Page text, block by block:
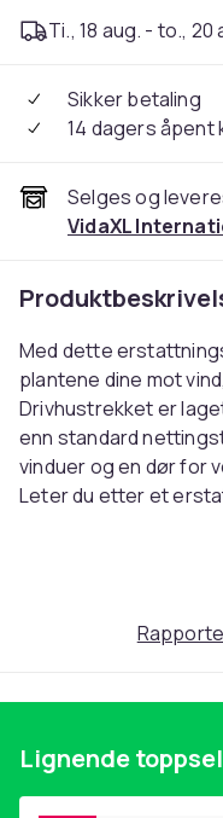
Ti., 18 aug. - to., 20
Sikker betaling
14 dagers åpent
Selges og
VidaXL
Med dette
plantene dine mot
Drivhustrekket er
enn standard
vinduer og en dør for
Leter du etter et
Mål: 300 x 150 x 200
Mål vindu: 38 x 38
Med 2 sidevinduer
SKU:316434
Lignende